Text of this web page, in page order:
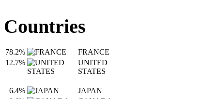
Countries
78.2%
FRANCE
12.7%
UNITED
STATES
6.4%
JAPAN